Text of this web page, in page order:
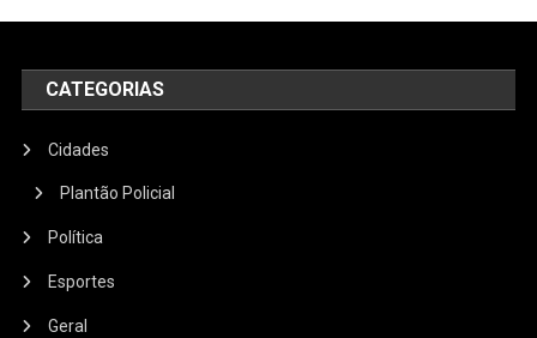
CATEGORIAS
Cidades
Plantão Policial
Política
Esportes
Geral